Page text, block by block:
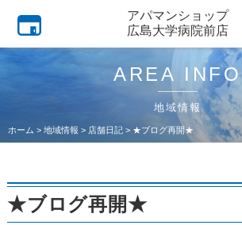
アパマンショップ
広島大学病院前店
AREA INFO
地域情報
ホーム > 地域情報 > 店舗日記 > ★ブログ再開★
★ブログ再開★